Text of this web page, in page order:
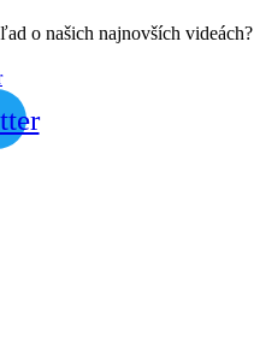
o našich najnovších videách?